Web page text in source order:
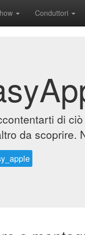
Conduttori
di
da scoprire.